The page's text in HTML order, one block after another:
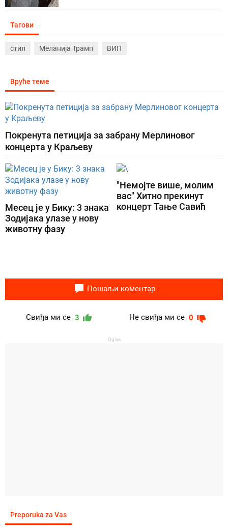
Тагови
стил Меланија Трамп ВИП
Вруће теме
Покренута петиција за забрану Мерлиновог
концерта у Краљеву
Месец је у Бику: 3 знака
Зодијака улазе у нову
животну фазу
"Немојте више, молим
вас" Хитно прекинут
концерт Тање Савић
Пошаљи коментар
Свиђа ми се 3 Не свиђа ми се 0
Oglas
Preporuka za Vas